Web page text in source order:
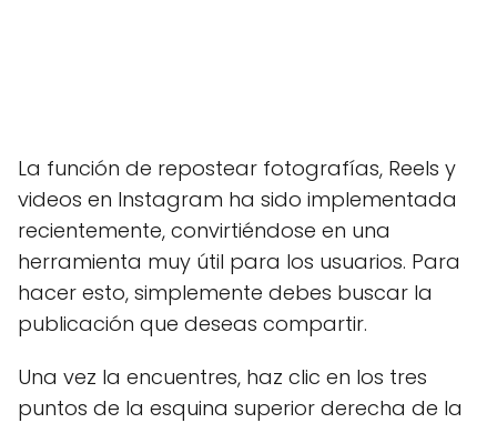
La función de repostear fotografías, Reels y
videos en Instagram ha sido implementada
recientemente, convirtiéndose en una
herramienta muy útil para los usuarios. Para
hacer esto, simplemente debes buscar la
publicación que deseas compartir.
Una vez la encuentres, haz clic en los tres
puntos de la esquina superior derecha de la